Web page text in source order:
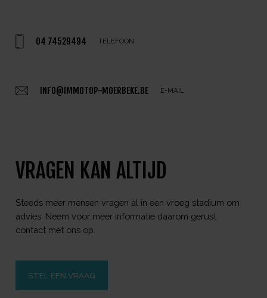
04 74529494 TELEFOON
INFO@IMMOTOP-MOERBEKE.BE E-MAIL
VRAGEN KAN ALTIJD
Steeds meer mensen vragen al in een vroeg stadium om
advies. Neem voor meer informatie daarom gerust
contact met ons op.
STEL EEN VRAAG